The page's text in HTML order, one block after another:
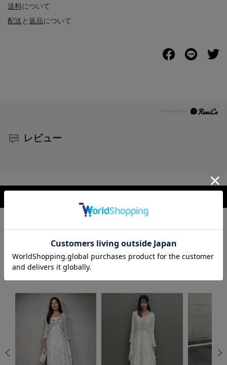
送料について
配送と返品について
レビュー
COORDINATE
この商品を使ったCOORDINATE